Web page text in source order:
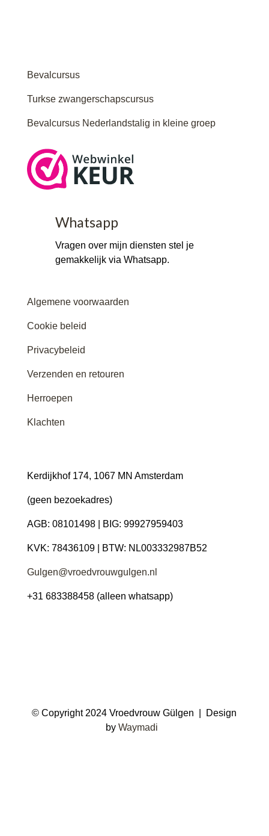
Bevalcursus
Turkse zwangerschapscursus
Bevalcursus Nederlandstalig in kleine groep
Whatsapp
Vragen over mijn diensten stel je
gemakkelijk via Whatsapp.
Algemene voorwaarden
Cookie beleid
Privacybeleid
Verzenden en retouren
Herroepen
Klachten
Kerdijkhof 174, 1067 MN Amsterdam
(geen bezoekadres)
AGB: 08101498 | BIG: 99927959403
KVK: 78436109 | BTW: NL003332987B52
Gulgen@vroedvrouwgulgen.nl
+31 683388458 (alleen whatsapp)
©Copyright 2024 Vroedvrouw Gülgen | Design
byWaymadi